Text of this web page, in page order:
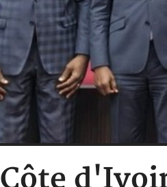
Côte